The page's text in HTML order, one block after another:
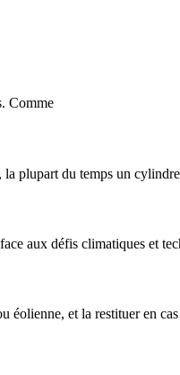
Comme
plupart du temps un
aux défis climatiques et
éolienne, et la restituer en